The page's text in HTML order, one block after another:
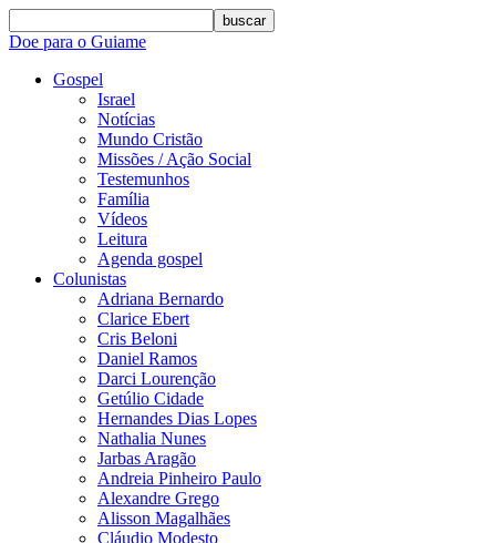
buscar
Doe para o Guiame
Gospel
Israel
Notícias
Mundo Cristão
Missões / Ação Social
Testemunhos
Família
Vídeos
Leitura
Agenda gospel
Colunistas
Adriana Bernardo
Clarice Ebert
Cris Beloni
Daniel Ramos
Darci Lourenção
Getúlio Cidade
Hernandes Dias Lopes
Nathalia Nunes
Jarbas Aragão
Andreia Pinheiro Paulo
Alexandre Grego
Alisson Magalhães
Cláudio Modesto